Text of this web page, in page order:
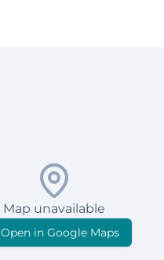
Map unavailable
Open in Google Maps